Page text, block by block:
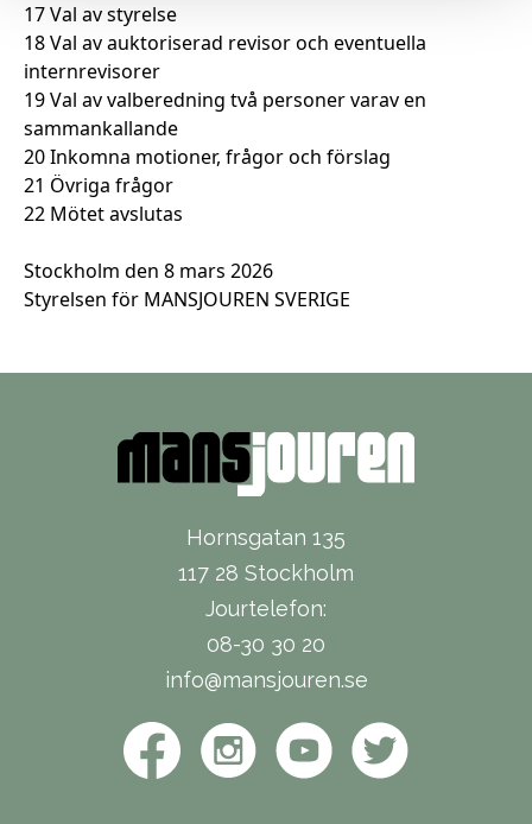
17 Val av styrelse
18 Val av auktoriserad revisor och eventuella
internrevisorer
19 Val av valberedning två personer varav en
sammankallande
20 Inkomna motioner, frågor och förslag
21 Övriga frågor
22 Mötet avslutas
Stockholm den 8 mars 2026
Styrelsen för MANSJOUREN SVERIGE
Hornsgatan 135
117 28 Stockholm
Jourtelefon:
08-30 30 20
info@mansjouren.se